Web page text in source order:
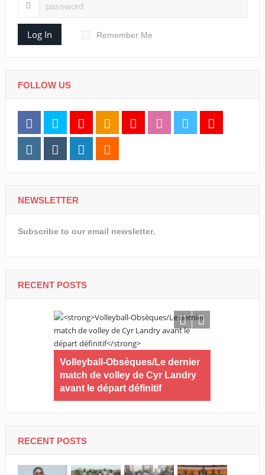
Log In Remember Me
FOLLOW US
NEWSLETTER
Subscribe to our email newsletter.
RECENT POSTS
Volleyball-Obsèques/Le dernier
match de volley de Cyr Landry
avant le départ définitif
RECENT POSTS